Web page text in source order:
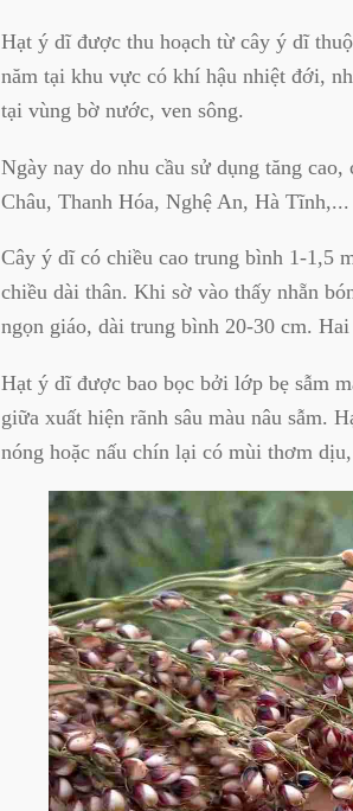
Hạt ý dĩ được thu hoạch từ cây ý dĩ
năm tại khu vực có khí hậu nhiệt đới,
tại vùng bờ nước, ven sông.
Ngày nay do nhu cầu sử dụng tăng
Châu, Thanh Hóa, Nghệ An, Hà
Cây ý dĩ có chiều cao trung bình 1-1,5
chiều dài thân. Khi sờ vào thấy nhẵn
ngọn giáo, dài trung bình 20-30 cm.
Hạt ý dĩ được bao bọc bởi lớp bẹ sẫm
giữa xuất hiện rãnh sâu màu nâu sẫm.
nóng hoặc nấu chín lại có mùi thơm